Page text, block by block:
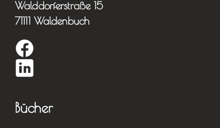
Walddorferstraße 15
71111 Waldenbuch
Bücher